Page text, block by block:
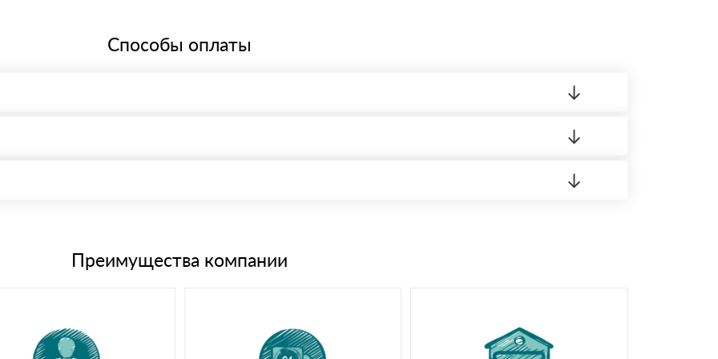
Способы оплаты
банковским картамПреимущества компании